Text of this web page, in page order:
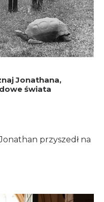
Jonathana,
świata
przyszedł na